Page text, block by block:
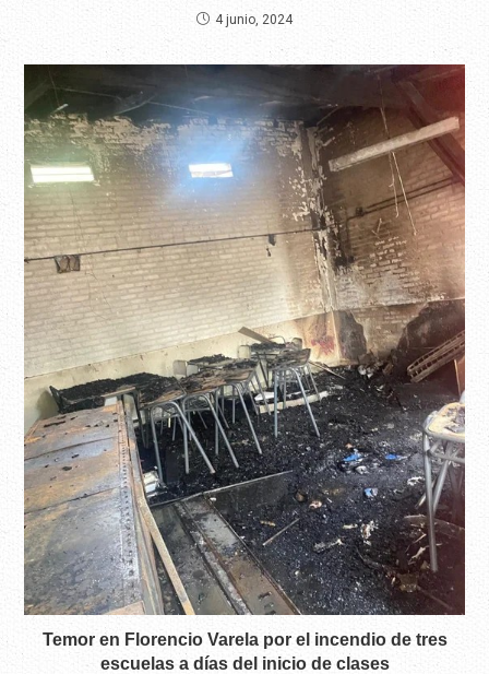
4 junio, 2024
Temor en Florencio Varela por el incendio de tres
escuelas a días del inicio de clases